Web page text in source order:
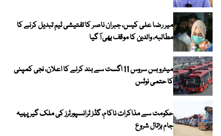
میر رضا علی کیس، جبران ناصر کا تفتیشی ٹیم تبدیل کرنے کا
مطالبہ، والدین کا موقف بھی آ گیا
میٹرو بس سروس 11 اگست سے بند کرنے کا اعلان، نجی کمپنی
کا حتمی نوٹس
حکومت سے مذاکرات ناکام، گڈز ٹرانسپورٹرز کی ملک گیر پہیہ
جام ہڑتال شروع